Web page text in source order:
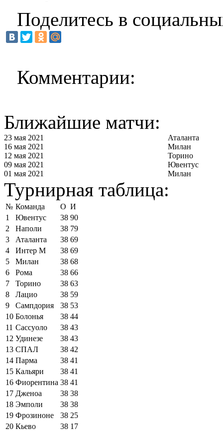
Поделитесь в
Комментарии:
Ближайшие матчи:
23 мая 2021
Аталанта
16 мая 2021
Милан
12 мая 2021
Торино
09 мая 2021
Ювентус
01 мая 2021
Милан
Турнирная таблица:
№ Команда О И
1
Ювентус 38 90
2
Наполи 38 79
3
Аталанта 38 69
4
Интер М 38 69
5
Милан 38 68
6
Рома 38 66
7
Торино 38 63
8
Лацио 38 59
9
Сампдория 38 53
10 Болонья 38 44
11 Сассуоло 38 43
12 Удинезе 38 43
13 СПАЛ 38 42
14 Парма 38 41
15 Кальяри 38 41
16 Фиорентина 38 41
17 Дженоа 38 38
18 Эмполи 38 38
19 Фрозиноне 38 25
20 Кьево 38 17